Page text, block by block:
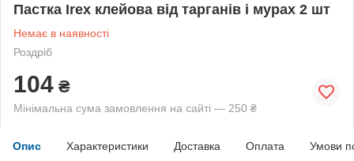
Пастка Irex клейова від тарганів і мурах 2 шт
Немає в наявності
Роздріб
104 ₴
Мінімальна сума замовлення на сайті — 250 ₴
Опис Характеристики Доставка Оплата Умови